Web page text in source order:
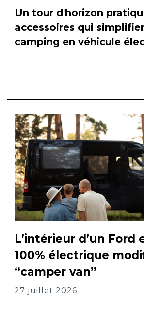
Un tour d'horizon
accessoires qui
camping en véhicule
L’intérieur d’un Ford
100% électrique
“camper van”
27 juillet 2026